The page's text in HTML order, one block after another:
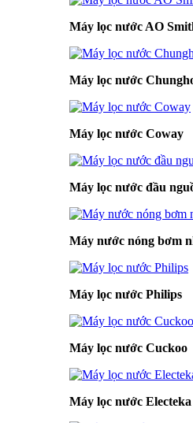
Máy lọc nước AO
Máy lọc nước
Máy lọc nước Coway
Máy lọc nước đầu
Máy nước nóng bơm
Máy lọc nước Philips
Máy lọc nước Cuckoo
Máy lọc nước Electeka